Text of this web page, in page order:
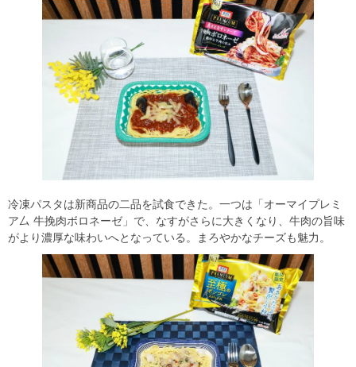
冷凍パスタは新商品の二品を試食できた。一つは「オーマイプレミ
ア厶 牛挽肉ボロネーゼ」で、なすがさらに大きくなり、牛肉の旨味
がより濃厚な味わいへとなっている。まろやかなチーズも魅力。